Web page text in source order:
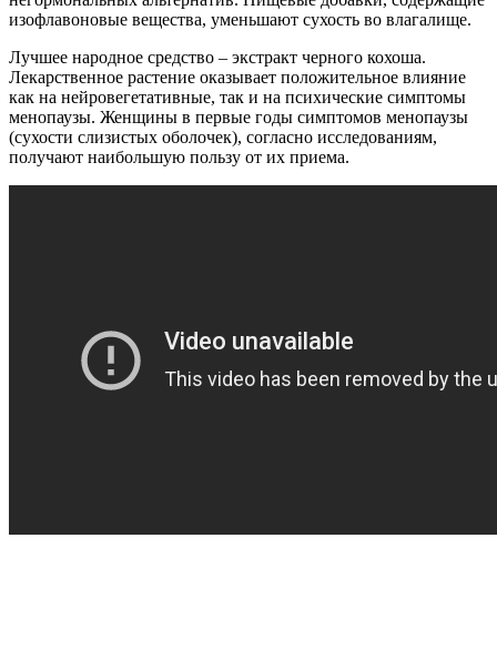
изофлавоновые вещества, уменьшают сухость во влагалище.
Лучшее народное средство – экстракт черного кохоша.
Лекарственное растение оказывает положительное влияние
как на нейровегетативные, так и на психические симптомы
менопаузы. Женщины в первые годы симптомов менопаузы
(сухости слизистых оболочек), согласно исследованиям,
получают наибольшую пользу от их приема.